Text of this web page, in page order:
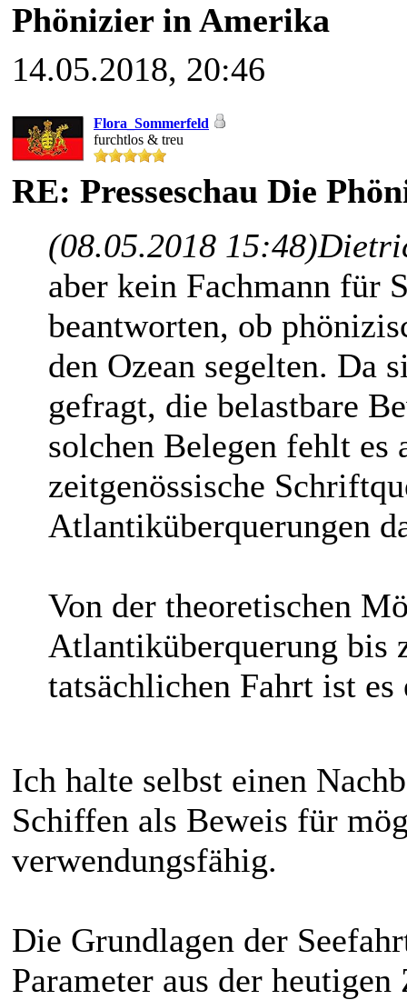
Phönizier in Amerika
14.05.2018, 20:46
Flora_Sommerfeld
furchtlos & treu
RE: Presseschau Die
(08.05.2018 15:48)
aber kein Fachmann für
beantworten, ob
den Ozean segelten. Da
gefragt, die belastbare
solchen Belegen fehlt es
zeitgenössische
Atlantiküberquerungen
Von der theoretischen
Atlantiküberquerung bis
tatsächlichen Fahrt ist
Ich halte selbst einen
Schiffen als Beweis für
verwendungsfähig.
Die Grundlagen der
Parameter aus der